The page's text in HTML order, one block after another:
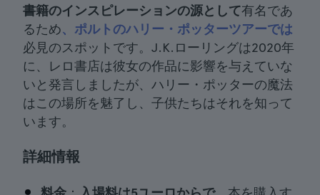
書籍のインスピレーションの源として有名であ
るため、ポルトのハリー・ポッターツアーでは
必見のスポットです。J.K.ローリングは2020年
に、レロ書店は彼女の作品に影響を与えていな
いと発言しましたが、ハリー・ポッターの魔法
はこの場所を魅了し、子供たちはそれを知って
います。
詳細情報